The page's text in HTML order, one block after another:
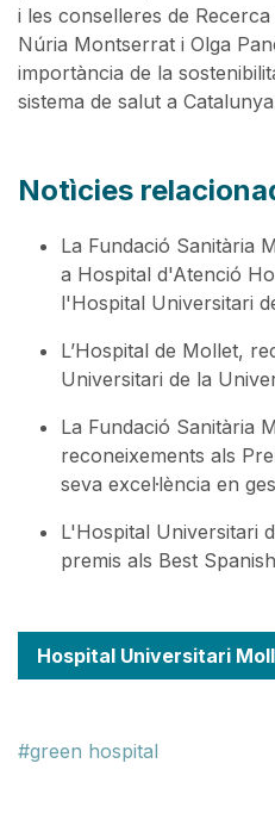
i les conselleres de
Núria Montserrat i Olga
importància de la
sistema de salut a
Notìcies
La Fundació Sanitària
a Hospital d'Atenció
l'Hospital Universitari
L’Hospital de Mollet,
Universitari de la
La Fundació Sanitària
reconeixements als
seva excel·lència en
L'Hospital Universitari
premis als Best
Hospital Universitari
green hospital